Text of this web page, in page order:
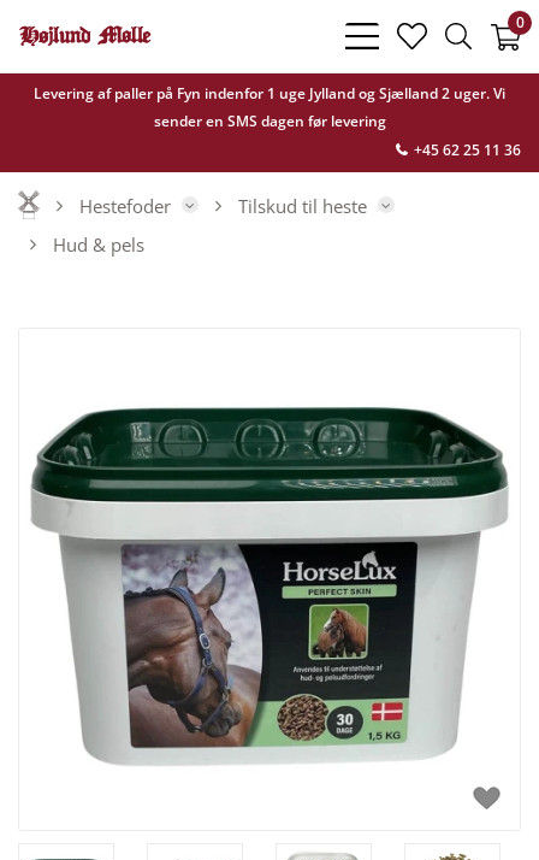
Levering af paller på Fyn indenfor 1 uge Jylland og Sjælland 2 uger. Vi
sender en SMS dagen før levering
+45 62 25 11 36
bars
light
heart
light
search
light
0
Hestefoder
Tilskud til heste
Hud & pels